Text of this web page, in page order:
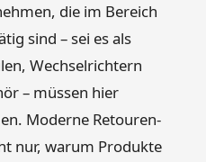
die im Bereich
sind – sei es als
Wechselrichtern
– müssen hier
Moderne Retouren-
nur, warum Produkte